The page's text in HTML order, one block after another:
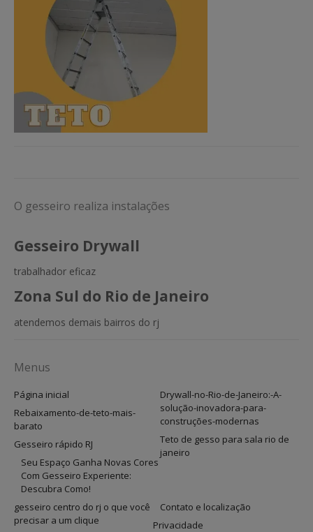
O gesseiro realiza instalações
Gesseiro Drywall
trabalhador eficaz
Zona Sul do Rio de Janeiro
atendemos demais bairros do rj
Menus
Página inicial
Drywall-no-Rio-de-Janeiro:-A-
solução-inovadora-para-
construções-modernas
Rebaixamento-de-teto-mais-
barato
Teto de gesso para sala rio de
janeiro
Gesseiro rápido RJ
Seu Espaço Ganha Novas Cores
Com Gesseiro Experiente:
Descubra Como!
gesseiro centro do rj o que você
precisar a um clique
Contato e localização
Privacidade